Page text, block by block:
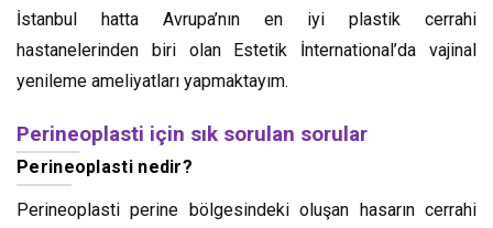
İstanbul hatta Avrupa’nın en iyi plastik cerrahi
hastanelerinden biri olan Estetik İnternational’da vajinal
yenileme ameliyatları yapmaktayım.
Perineoplasti için sık sorulan sorular
Perineoplasti nedir?
Perineoplasti perine bölgesindeki oluşan hasarın cerrahi